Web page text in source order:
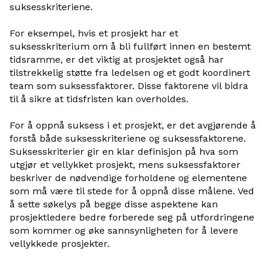
suksesskriteriene.
For eksempel, hvis et prosjekt har et
suksesskriterium om å bli fullført innen en bestemt
tidsramme, er det viktig at prosjektet også har
tilstrekkelig støtte fra ledelsen og et godt koordinert
team som suksessfaktorer. Disse faktorene vil bidra
til å sikre at tidsfristen kan overholdes.
For å oppnå suksess i et prosjekt, er det avgjørende å
forstå både suksesskriteriene og suksessfaktorene.
Suksesskriterier gir en klar definisjon på hva som
utgjør et vellykket prosjekt, mens suksessfaktorer
beskriver de nødvendige forholdene og elementene
som må være til stede for å oppnå disse målene. Ved
å sette søkelys på begge disse aspektene kan
prosjektledere bedre forberede seg på utfordringene
som kommer og øke sannsynligheten for å levere
vellykkede prosjekter.